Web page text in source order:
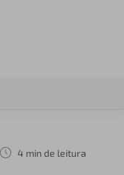
4 min de leitura